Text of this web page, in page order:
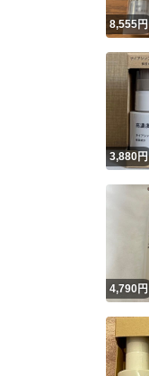
8,555円
3,880円
4,790円